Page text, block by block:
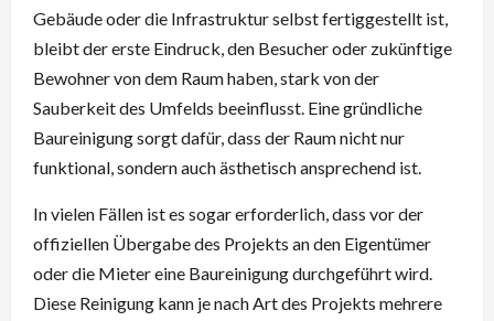
Gebäude oder die Infrastruktur selbst fertiggestellt ist,
bleibt der erste Eindruck, den Besucher oder zukünftige
Bewohner von dem Raum haben, stark von der
Sauberkeit des Umfelds beeinflusst. Eine gründliche
Baureinigung sorgt dafür, dass der Raum nicht nur
funktional, sondern auch ästhetisch ansprechend ist.
In vielen Fällen ist es sogar erforderlich, dass vor der
offiziellen Übergabe des Projekts an den Eigentümer
oder die Mieter eine Baureinigung durchgeführt wird.
Diese Reinigung kann je nach Art des Projekts mehrere